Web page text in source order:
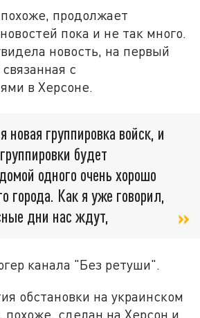
продолжает
пока и не так много.
новость, на первый
с
в Херсоне.
новая группировка войск, и
будет
одного очень хорошо
города. Как я уже говорил,
дни нас ждут,
канала "Без ретуши".
обстановки на украинском
сделан на Херсон и